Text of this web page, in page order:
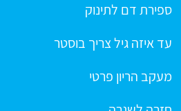
ספירת דם לתינוק
עד איזה גיל צריך בוסטר
מעקב הריון פרטי